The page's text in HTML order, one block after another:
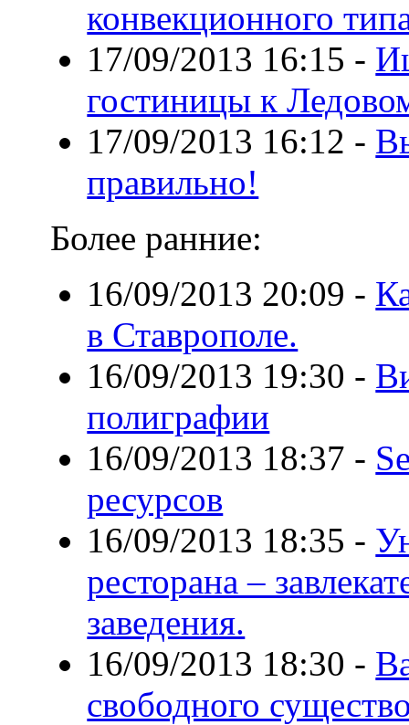
конвекционного
17/09/2013 16:15 -
гостиницы к
17/09/2013 16:12 -
правильно!
Более ранние:
16/09/2013 20:09 -
в Ставрополе.
16/09/2013 19:30 -
полиграфии
16/09/2013 18:37 -
ресурсов
16/09/2013 18:35 -
ресторана –
заведения.
16/09/2013 18:30 -
свободного